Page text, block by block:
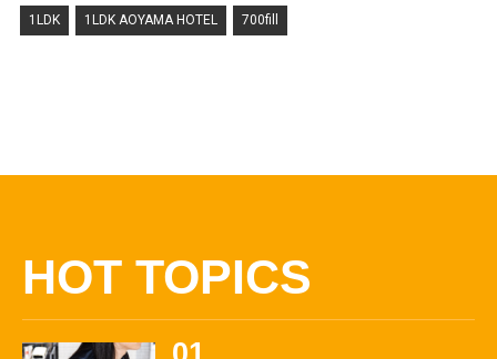
1LDK 1LDK AOYAMA HOTEL 700fill
HOT TOPICS